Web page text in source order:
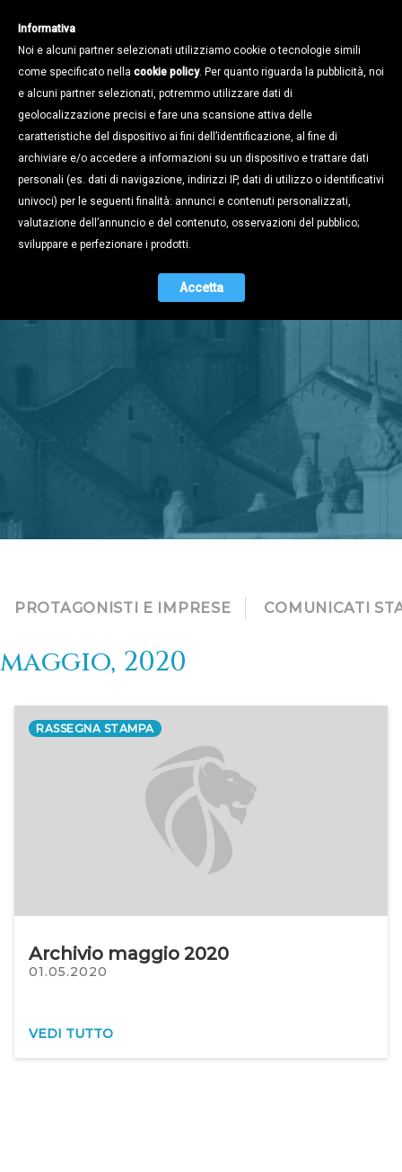
Stampa e
Territorio
PROTAGONISTI E IMPRESE COMUNICATI
maggio, 2020
RASSEGNA STAMPA
Archivio maggio 2020
01.05.2020
VEDI TUTTO
Informativa
Noi e alcuni partner selezionati utilizziamo cookie o tecnologie simili
come specificato nella cookie policy. Per quanto riguarda la pubblicità, noi
e alcuni partner selezionati, potremmo utilizzare dati di
geolocalizzazione precisi e fare una scansione attiva delle
caratteristiche del dispositivo ai fini dell’identificazione, al fine di
archiviare e/o accedere a informazioni su un dispositivo e trattare dati
personali (es. dati di navigazione, indirizzi IP, dati di utilizzo o identificativi
univoci) per le seguenti finalità: annunci e contenuti personalizzati,
valutazione dell’annuncio e del contenuto, osservazioni del pubblico;
sviluppare e perfezionare i prodotti.
Accetta